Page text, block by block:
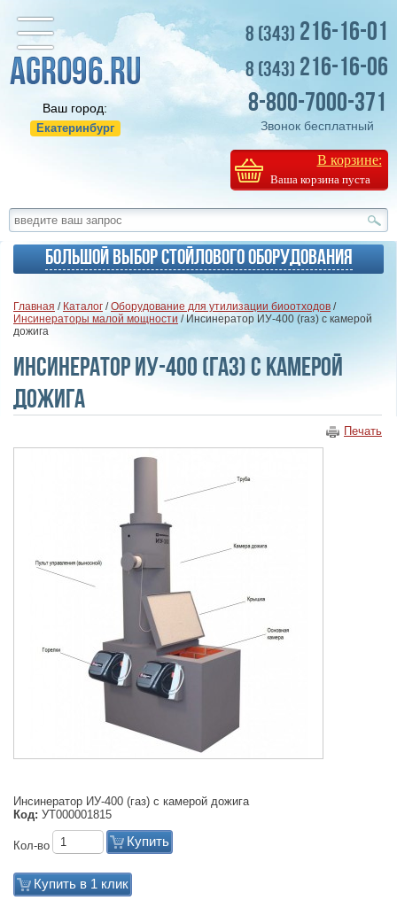
Ваш город:
Екатеринбург
8 (343) 216-16-01
8 (343) 216-16-06
8-800-7000-371
Звонок бесплатный
В корзине:
Ваша корзина пуста
Большой выбор стойлового оборудования
Главная / Каталог /Оборудование для утилизации биоотходов /
Инсинераторы малой мощности / Инсинератор ИУ-400 (газ) с камерой
дожига
Инсинератор ИУ-400 (газ) с камерой
дожига
Печать
Инсинератор ИУ-400 (газ) с камерой дожига
Код: УТ000001815
Кол-во Купить
Купить в 1 клик